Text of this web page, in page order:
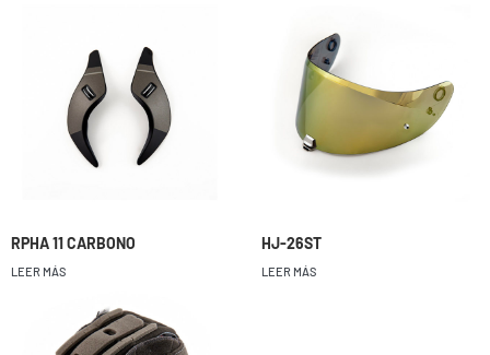
RPHA 11 CARBONO
LEER MÁS
HJ-26ST
LEER MÁS